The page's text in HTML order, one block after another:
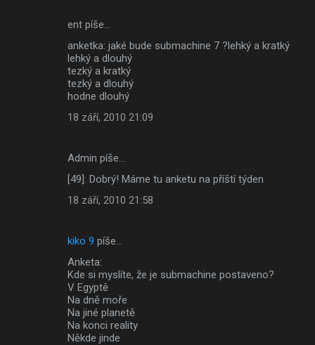
ent píše…
anketka: jaké bude submachine 7 ?lehký a kratký
lehký a dlouhý
tezký a kratký
tezký a dlouhý
hodne dlouhý
18 září, 2010 21:09
Admin píše…
[49]: Dobrý! Máme tu anketu na příští týden
18 září, 2010 21:58
kiko 9 píše…
Anketa:
Kde si myslíte, že je submachine postaveno?
V Egyptě
Na dně moře
Na jiné planetě
Na konci reality
Někde jinde